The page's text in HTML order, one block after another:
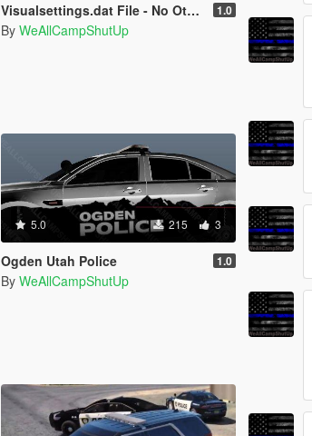
Visualsettings.dat File - No Other Graphic Mods 1.0
By WeAllCampShutUp
5.0 215 3
Ogden Utah Police 1.0
By WeAllCampShutUp